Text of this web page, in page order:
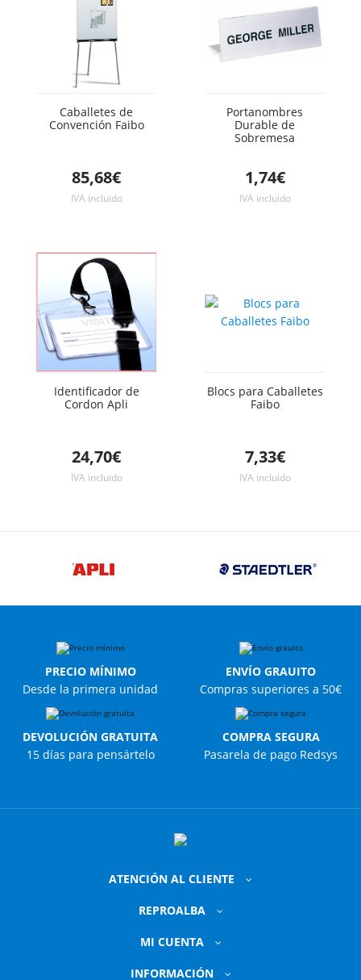
Caballetes de
Convención Faibo
85,68€
IVA incluido
Portanombres
Durable de
Sobremesa
1,74€
IVA incluido
Identificador de
Cordon Apli
24,70€
IVA incluido
Blocs para Caballetes
Faibo
7,33€
IVA incluido
PRECIO MÍNIMO
Desde la primera unidad
ENVÍO GRAUITO
Compras superiores a 50€
DEVOLUCIÓN GRATUITA
15 días para pensártelo
COMPRA SEGURA
Pasarela de pago Redsys
ATENCIÓN AL CLIENTE
REPROALBA
MI CUENTA
INFORMACIÓN